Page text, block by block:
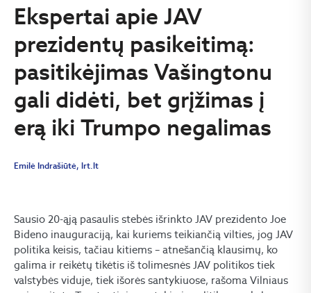
Ekspertai apie JAV
prezidentų pasikeitimą:
pasitikėjimas Vašingtonu
gali didėti, bet grįžimas į
erą iki Trumpo negalimas
Emilė Indrašiūtė, lrt.lt
Sausio 20-ąją pasaulis stebės išrinkto JAV prezidento Joe
Bideno inauguraciją, kai kuriems teikiančią vilties, jog JAV
politika keisis, tačiau kitiems – atnešančią klausimų, ko
galima ir reikėtų tikėtis iš tolimesnės JAV politikos tiek
valstybės viduje, tiek išorės santykiuose, rašoma Vilniaus